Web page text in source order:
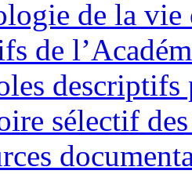
de la vie
de
descriptifs
sélectif